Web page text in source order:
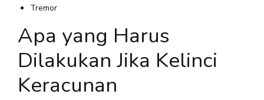
Tremor
Apa yang Harus
Dilakukan Jika Kelinci
Keracunan